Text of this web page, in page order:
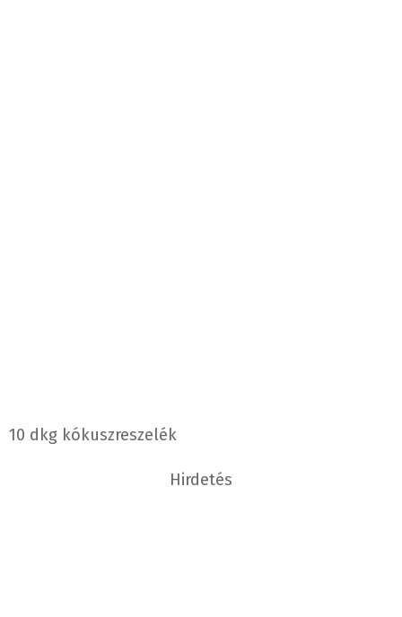
10 dkg kókuszreszelék
Hirdetés